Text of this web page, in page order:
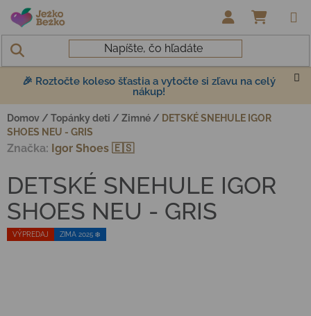
Prejsť na obsah
🎉 Roztočte koleso šťastia a vytočte si zľavu na celý
nákup!
Domov / Topánky deti / Zimné / DETSKÉ SNEHULE IGOR
SHOES NEU - GRIS
VÝPREDAJ ZIMA 2025 ❄️
DETSKÉ SNEHULE IGOR
SHOES NEU - GRIS
Značka: Igor Shoes 🇪🇸